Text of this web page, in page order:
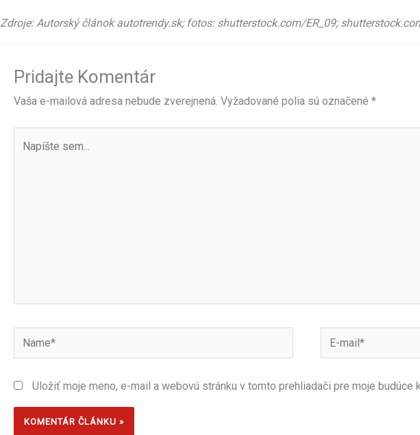
Zdroje: Autorský článok autotrendy.sk; fotos: shutterstock.com/ER_09;
Pridajte Komentár
Vaša e-mailová adresa nebude zverejnená. Vyžadované polia sú označené *
sem...
Name*
mail*
Uložiť moje meno, e-mail a webovú stránku v tomto prehliadači pre moje budúce